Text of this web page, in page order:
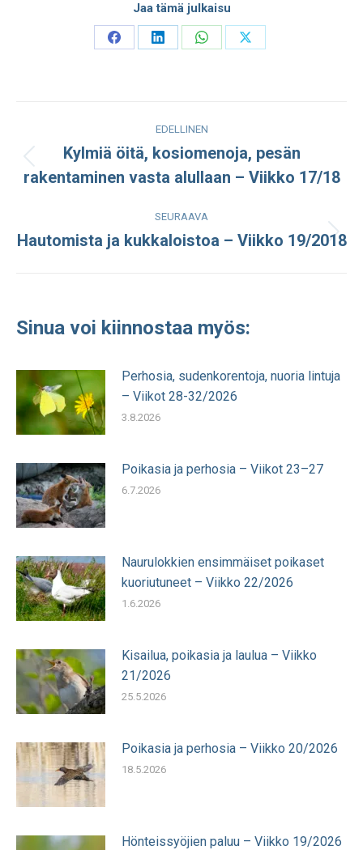
Jaa tämä julkaisu
Share
Share
Share
Share
navigation
EDELLINEN
julkaisu:
Kylmiä öitä, kosiomenoja, pesän
rakentaminen vasta alullaan – Viikko 17/18
SEURAAVA
Seuraava
Hautomista ja kukkaloistoa – Viikko 19/2018
Sinua voi kiinnostaa myös:
Perhosia, sudenkorentoja, nuoria lintuja
– Viikot 28-32/2026
3.8.2026
Poikasia ja perhosia – Viikot 23–27
6.7.2026
Naurulokkien ensimmäiset poikaset
kuoriutuneet – Viikko 22/2026
1.6.2026
Kisailua, poikasia ja laulua – Viikko
21/2026
25.5.2026
Poikasia ja perhosia – Viikko 20/2026
18.5.2026
Hönteissyöjien paluu – Viikko 19/2026